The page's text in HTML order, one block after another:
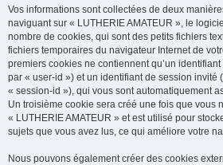
Vos informations sont collectées de deux
naviguant sur « LUTHERIE AMATEUR », le
nombre de cookies, qui sont des petits fichiers
fichiers temporaires du navigateur Internet de
premiers cookies ne contiennent qu’un
par « user-id ») et un identifiant de session invité
« session-id »), qui vous sont automatiquement
Un troisième cookie sera créé une fois que vous
« LUTHERIE AMATEUR » et est utilisé pour
sujets que vous avez lus, ce qui améliore votre
Nous pouvons également créer des cookies